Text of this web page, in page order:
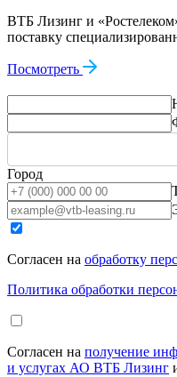
ВТБ Лизинг и
поставку
Посмотреть
Город
Согласен на обработку
Политика обработки
Согласен на получение
и услугах АО ВТБ Лизинг